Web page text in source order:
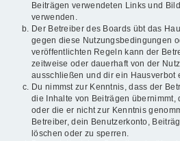
Beiträgen verwendeten Links und
verwenden.
Der Betreiber des Boards übt das
gegen diese Nutzungsbedingungen
veröffentlichten Regeln kann der
zeitweise oder dauerhaft von der
ausschließen und dir ein Hausverbot
Du nimmst zur Kenntnis, dass der
die Inhalte von Beiträgen übernimmt,
oder die er nicht zur Kenntnis
Betreiber, dein Benutzerkonto,
löschen oder zu sperren.